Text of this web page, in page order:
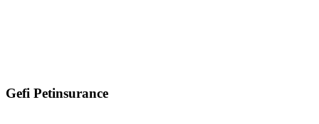
Gefi Petinsurance